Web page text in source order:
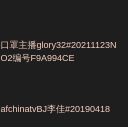
口罩主播glory32#20211123N
O2编号F9A994CE
afchinatvBJ李佳#20190418